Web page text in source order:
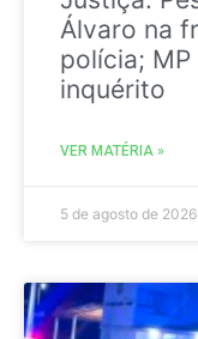
Álvaro na
polícia; MP
inquérito
VER MATÉRIA »
5 de agosto de 2026